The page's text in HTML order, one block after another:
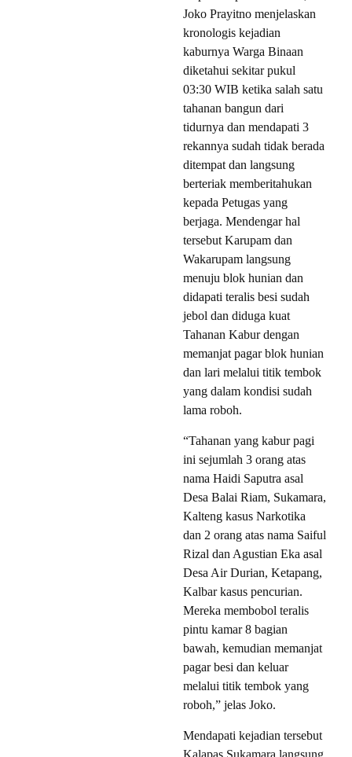
Joko Prayitno menjelaskan
kronologis kejadian
kaburnya Warga Binaan
diketahui sekitar pukul
03:30 WIB ketika salah satu
tahanan bangun dari
tidurnya dan mendapati 3
rekannya sudah tidak berada
ditempat dan langsung
berteriak memberitahukan
kepada Petugas yang
berjaga. Mendengar hal
tersebut Karupam dan
Wakarupam langsung
menuju blok hunian dan
didapati teralis besi sudah
jebol dan diduga kuat
Tahanan Kabur dengan
memanjat pagar blok hunian
dan lari melalui titik tembok
yang dalam kondisi sudah
lama roboh.
“Tahanan yang kabur pagi
ini sejumlah 3 orang atas
nama Haidi Saputra asal
Desa Balai Riam, Sukamara,
Kalteng kasus Narkotika
dan 2 orang atas nama Saiful
Rizal dan Agustian Eka asal
Desa Air Durian, Ketapang,
Kalbar kasus pencurian.
Mereka membobol teralis
pintu kamar 8 bagian
bawah, kemudian memanjat
pagar besi dan keluar
melalui titik tembok yang
roboh,” jelas Joko.
Mendapati kejadian tersebut
Kalapas Sukamara langsung